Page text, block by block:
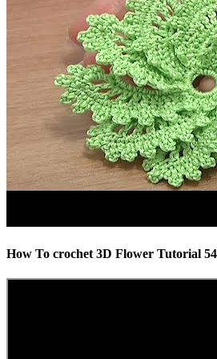
How To crochet 3D Flower Tutorial